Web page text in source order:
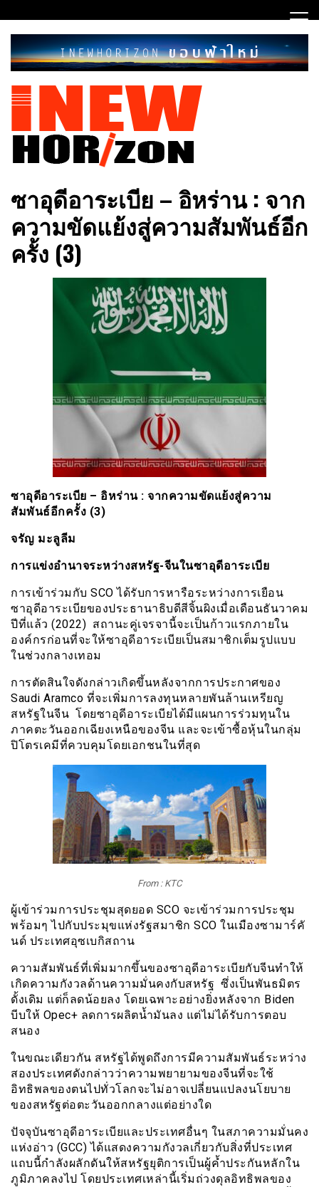
to
content
INEWHORIZON
ซาอุดีอาระเบีย – อิหร่าน : จาก
ความขัดแย้งสู่ความสัมพันธ์อีก
ครั้ง (3)
ซาอุดีอาระเบีย – อิหร่าน : จากความขัดแย้งสู่ความ
สัมพันธ์อีกครั้ง (3)
จรัญ มะลูลีม
การแข่งอำนาจระหว่างสหรัฐ-จีนในซาอุดีอาระเบีย
การเข้าร่วมกับ SCO ได้รับการหารือระหว่างการเยือน
ซาอุดีอาระเบียของประธานาธิบดีสีจิ้นผิงเมื่อเดือนธันวาคม
ปีที่แล้ว (2022) สถานะคู่เจรจานี้จะเป็นก้าวแรกภายใน
องค์กรก่อนที่จะให้ซาอุดีอาระเบียเป็นสมาชิกเต็มรูปแบบ
ในช่วงกลางเทอม
การตัดสินใจดังกล่าวเกิดขึ้นหลังจากการประกาศของ
Saudi Aramco ที่จะเพิ่มการลงทุนหลายพันล้านเหรียญ
สหรัฐในจีน โดยซาอุดีอาระเบียได้มีแผนการร่วมทุนใน
ภาคตะวันออกเฉียงเหนือของจีน และจะเข้าซื้อหุ้นในกลุ่ม
ปิโตรเคมีที่ควบคุมโดยเอกชนในที่สุด
From : KTC
ผู้เข้าร่วมการประชุมสุดยอด SCO จะเข้าร่วมการประชุม
พร้อมๆ ไปกับประมุขแห่งรัฐสมาชิก SCO ในเมืองซามาร์คั
นด์ ประเทศอุซเบกิสถาน
ความสัมพันธ์ที่เพิ่มมากขึ้นของซาอุดีอาระเบียกับจีนทำให้
เกิดความกังวลด้านความมั่นคงกับสหรัฐ ซึ่งเป็นพันธมิตร
ดั้งเดิม แต่ก็ลดน้อยลง โดยเฉพาะอย่างยิ่งหลังจาก Biden
บีบให้ Opec+ ลดการผลิตน้ำมันลง แต่ไม่ได้รับการตอบ
สนอง
ในขณะเดียวกัน สหรัฐได้พูดถึงการมีความสัมพันธ์ระหว่าง
สองประเทศดังกล่าวว่าความพยายามของจีนที่จะใช้
อิทธิพลของตนไปทั่วโลกจะไม่อาจเปลี่ยนแปลงนโยบาย
ของสหรัฐต่อตะวันออกกลางแต่อย่างใด
ปัจจุบันซาอุดีอาระเบียและประเทศอื่นๆ ในสภาความมั่นคง
แห่งอ่าว (GCC) ได้แสดงความกังวลเกี่ยวกับสิ่งที่ประเทศ
แถบนี้กำลังผลักดันให้สหรัฐยุติการเป็นผู้ค้ำประกันหลักใน
ภูมิภาคลงไป โดยประเทศเหล่านี้เริ่มถ่วงดุลอิทธิพลของ